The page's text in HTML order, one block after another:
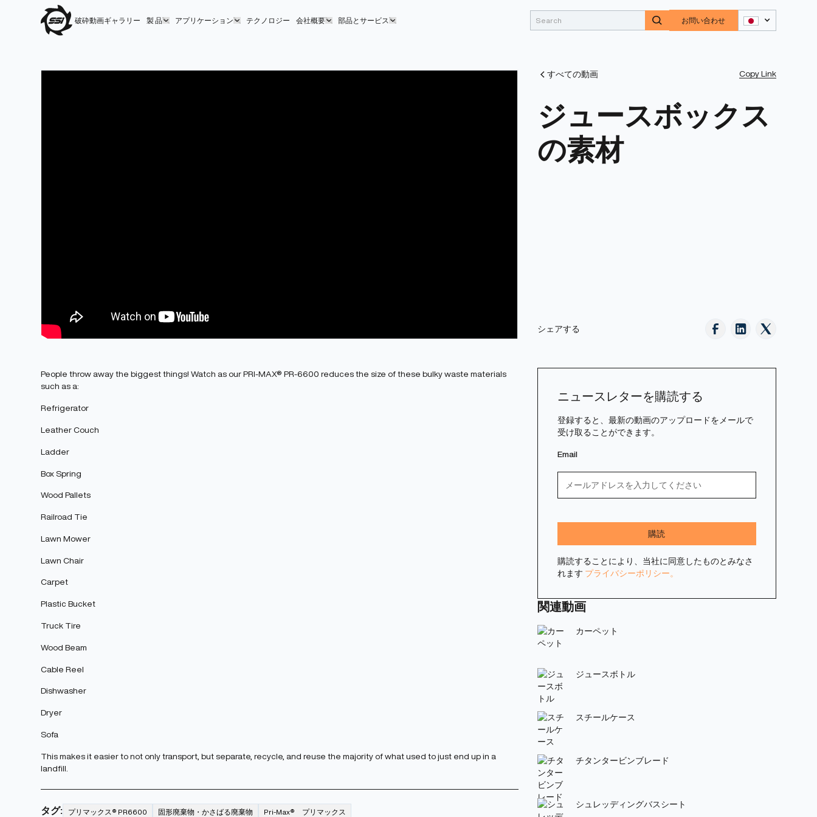
破砕動画ギャラリー 製 品 アプリケーション テクノロジー 会社概要 部品とサービス お問い合わせ
すべての動画 Copy Link
ジュースボックス
の素材
シェアする
People throw away the biggest things! Watch as our PRI-MAX® PR-6600 reduces the size of these bulky waste materials
such as a:
Refrigerator
Leather Couch
Ladder
Box Spring
Wood Pallets
Railroad Tie
Lawn Mower
Lawn Chair
Carpet
Plastic Bucket
Truck Tire
Wood Beam
Cable Reel
Dishwasher
Dryer
Sofa
This makes it easier to not only transport, but separate, recycle, and reuse the majority of what used to just end up in a
landfill.
タグ: プリマックス® PR6600 固形廃棄物・かさばる廃棄物 Pri-Max® プリマックス
ニュースレターを購読する
登録すると、最新の動画のアップロードをメールで
受け取ることができます。
Email
購読することにより、当社に同意したものとみなさ
れます プライバシーポリシー。
関連動画
カーペット
ジュースボトル
スチールケース
チタンタービンブレード
シュレッディングバスシート